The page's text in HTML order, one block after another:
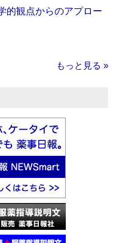
的観点からのアプロー
もっと見る »